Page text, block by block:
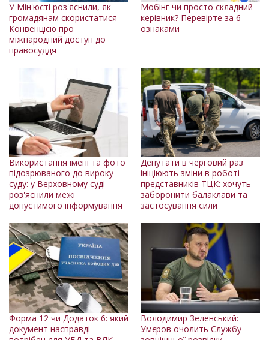
У Мін'юсті роз'яснили, як
громадянам скористатися
Конвенцією про
міжнародний доступ до
правосуддя
Мобінг чи просто складний
керівник? Перевірте за 6
ознаками
Використання імені та фото
підозрюваного до вироку
суду: у Верховному суді
роз'яснили межі
допустимого інформування
Депутати в черговий раз
ініціюють зміни в роботі
представників ТЦК: хочуть
заборонити балаклави та
застосування сили
Форма 12 чи Додаток 6: який
документ насправді
Володимир Зеленський:
Умєров очолить Службу